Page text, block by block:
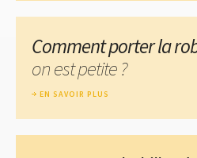
Comment porter la
on est petite ?
EN SAVOIR PLUS